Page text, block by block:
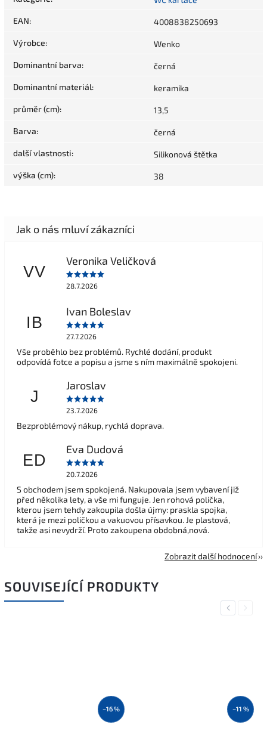
EAN: 4008838250693
Výrobce: Wenko
Dominantní barva: černá
Dominantní materiál: keramika
průměr (cm): 13,5
Barva: černá
další vlastnosti: Silikonová štětka
výška (cm): 38
VV
Veronika Veličková
28.7.2026
IB
Ivan Boleslav
27.7.2026
Vše proběhlo bez problémů. Rychlé dodání, produkt
odpovídá fotce a popisu a jsme s ním maximálně spokojeni.
J
Jaroslav
23.7.2026
Bezproblémový nákup, rychlá doprava.
ED
Eva Dudová
20.7.2026
S obchodem jsem spokojená. Nakupovala jsem vybavení již
před několika lety, a vše mi funguje. Jen rohová polička,
kterou jsem tehdy zakoupila došla újmy: praskla spojka,
která je mezi poličkou a vakuovou přísavkou. Je plastová,
takže asi nevydrží. Proto zakoupena obdobná,nová.
Zobrazit další hodnocení
SOUVISEJÍCÍ PRODUKTY
Previous
–16 % –11 %
Next